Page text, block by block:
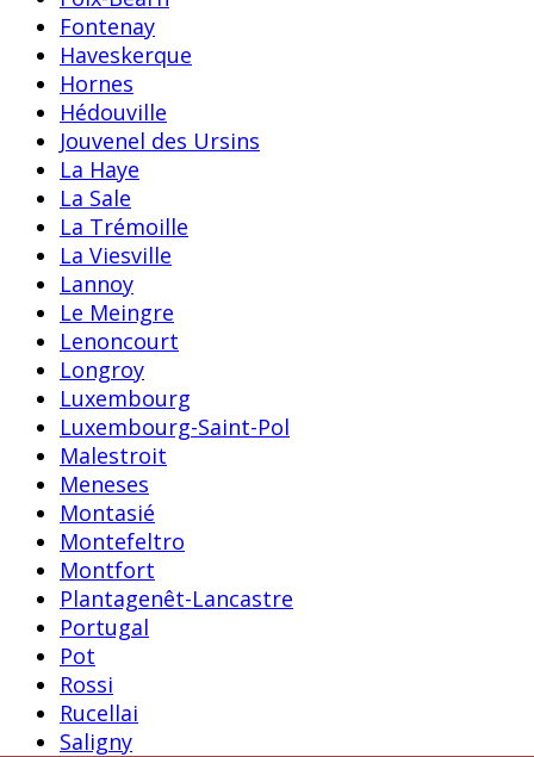
Fontenay
Haveskerque
Hornes
Hédouville
Jouvenel des Ursins
La Haye
La Sale
La Trémoille
La Viesville
Lannoy
Le Meingre
Lenoncourt
Longroy
Luxembourg
Luxembourg-Saint-Pol
Malestroit
Meneses
Montasié
Montefeltro
Montfort
Plantagenêt-Lancastre
Portugal
Pot
Rossi
Rucellai
Saligny